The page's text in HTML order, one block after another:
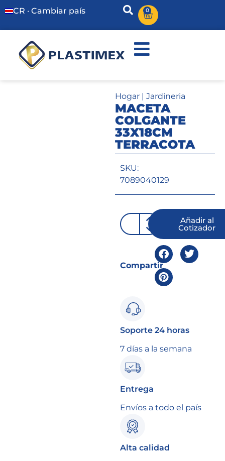
CR · Cambiar país 0
Hogar| Jardineria
MACETA
COLGANTE
33X18CM
TERRACOTA
SKU:
7089040129
Añadir al
Cotizador
Compartir
Soporte 24 horas
7 días a la semana
Entrega
Envíos a todo el país
Alta calidad